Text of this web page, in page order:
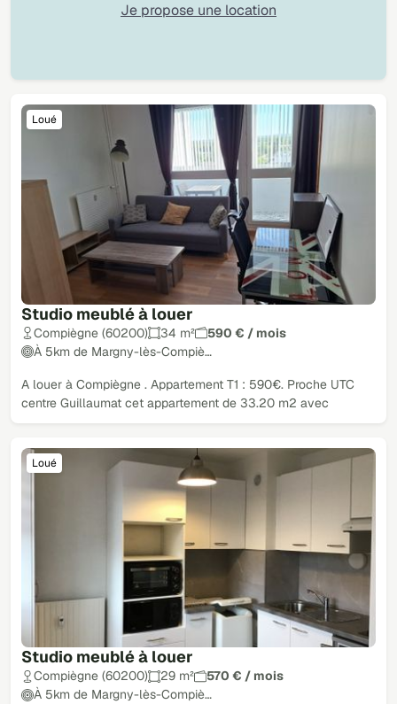
Studio meublé à louer
Loué
Compiègne (60200) 34 m²
590 € / mois
À 5km de Margny-lès-Compiè…
A louer à Compiègne . Appartement T1 : 590€. Proche UTC
centre Guillaumat cet appartement de 33.20 m2 avec
Studio meublé à louer
Loué
Compiègne (60200) 29 m²
570 € / mois
À 5km de Margny-lès-Compiè…
Je propose une location